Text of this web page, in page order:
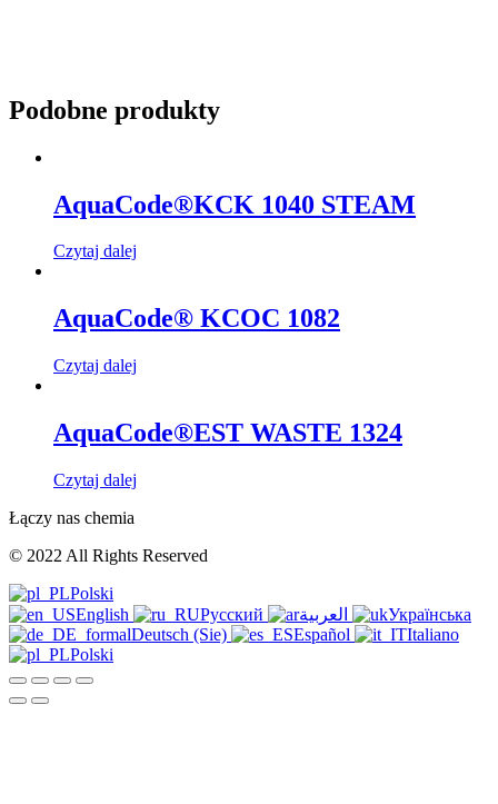
Podobne produkty
AquaCode®KCK 1040 STEAM
Czytaj dalej
AquaCode® KCOC 1082
Czytaj dalej
AquaCode®EST WASTE 1324
Czytaj dalej
Łączy nas chemia
© 2022 All Rights Reserved
Polski
English
Русский
Українська
Deutsch (Sie)
Español
Italiano
Polski